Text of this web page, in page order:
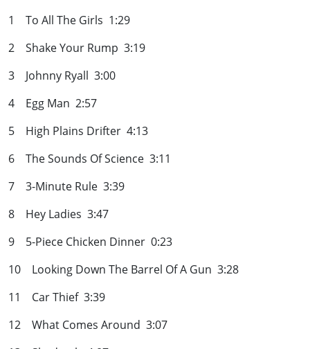
1 To All The Girls 1:29
2 Shake Your Rump 3:19
3 Johnny Ryall 3:00
4 Egg Man 2:57
5 High Plains Drifter 4:13
6 The Sounds Of Science 3:11
7 3-Minute Rule 3:39
8 Hey Ladies 3:47
9 5-Piece Chicken Dinner 0:23
10 Looking Down The Barrel Of A Gun 3:28
11 Car Thief 3:39
12 What Comes Around 3:07